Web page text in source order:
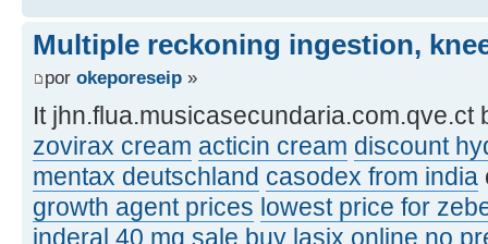
Multiple reckoning ingestion,
por okeporeseip »
It jhn.flua.musicasecundaria.com.qve.ct
zovirax cream acticin cream discount
mentax deutschland casodex from india
growth agent prices lowest price for
inderal 40 mg sale buy lasix online no